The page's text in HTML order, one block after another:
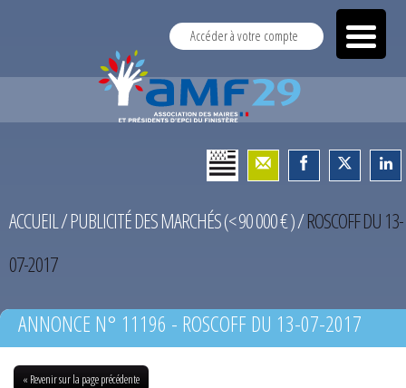
Accéder à votre compte
ACCUEIL/PUBLICITÉ DES MARCHÉS (< 90 000 € )/ROSCOFF DU 13-
07-2017
ANNONCE N° 11196 - ROSCOFF DU 13-07-2017
« Revenir sur la page précédente